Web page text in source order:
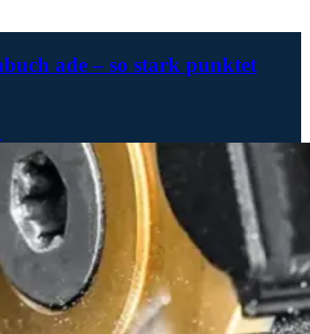
ade – so stark punktet